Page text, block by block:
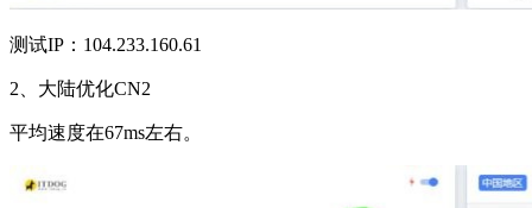
测试IP：104.233.160.61
2、大陆优化CN2
平均速度在67ms左右。